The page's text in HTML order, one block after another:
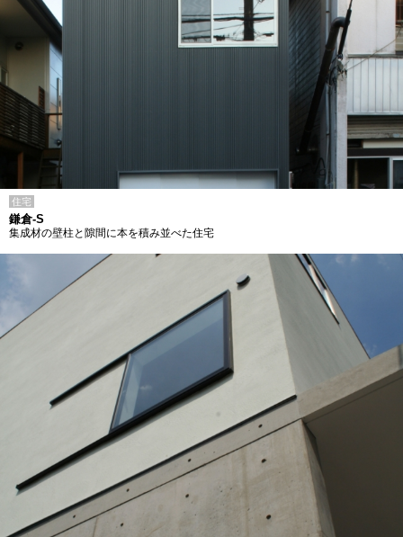
住宅
鎌倉-S
集成材の壁柱と隙間に本を積み並べた住宅